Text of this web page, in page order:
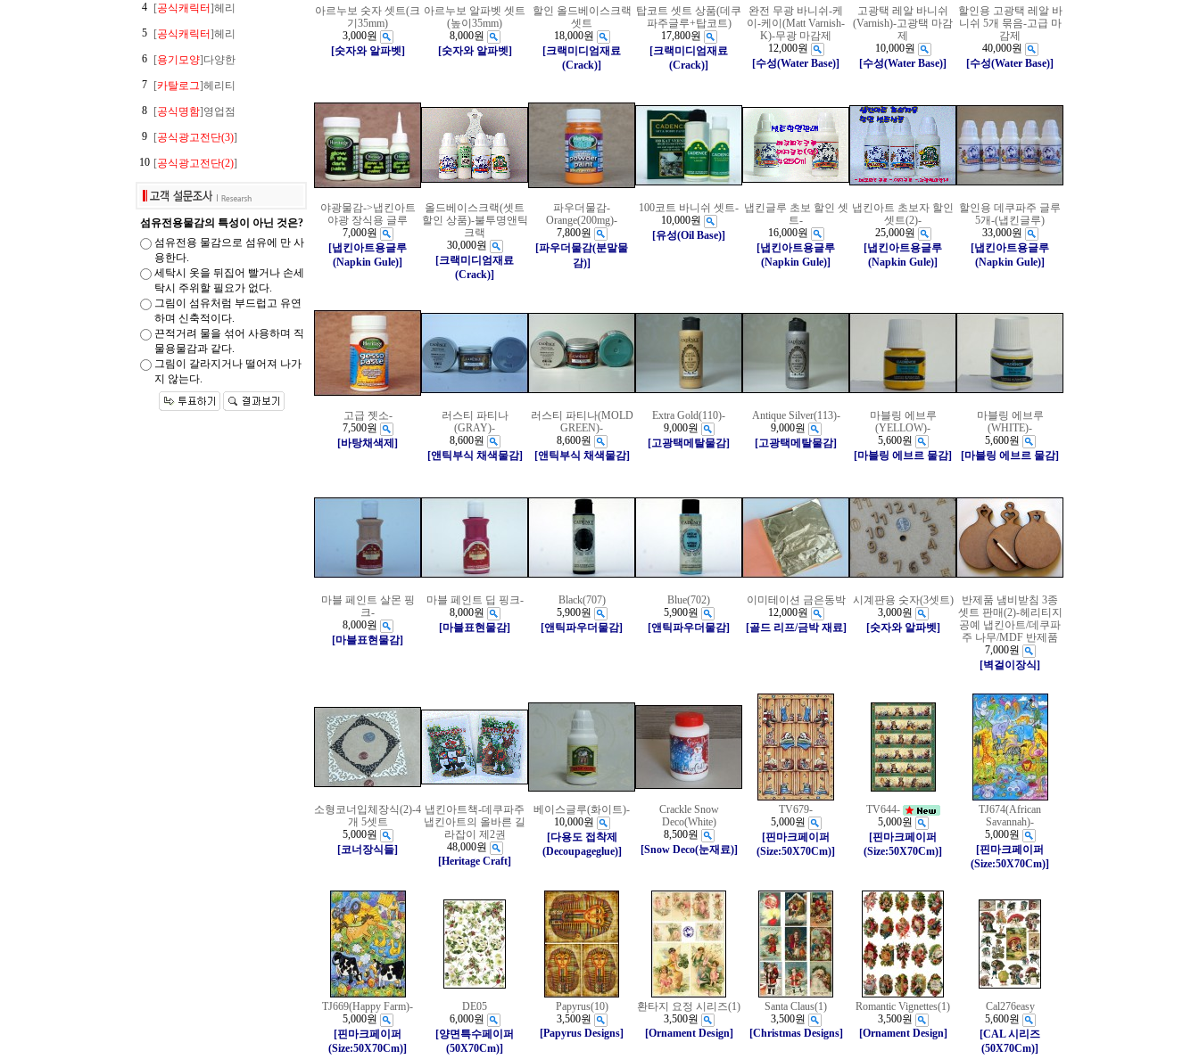
4
[공식캐릭터]헤리
5
[공식캐릭터]헤리
6
[용기모양]다양한
7
[카탈로그]헤리티
8
[공식명함]영업점
9
[공식광고전단(3)]
10 [공식광고전단(2)]
섬유전용물감의 특성이 아닌 것은?
섬유전용 물감으로 섬유에 만 사
용한다.
세탁시 옷을 뒤집어 빨거나 손세
탁시 주위할 필요가 없다.
그림이 섬유처럼 부드럽고 유연
하며 신축적이다.
끈적거려 물을 섞어 사용하며 직
물용물감과 같다.
그림이 갈라지거나 떨어져 나가
지 않는다.
아르누보 숫자 셋트(크
기35mm)
3,000원
[숫자와 알파벳]
아르누보 알파벳 셋트
(높이35mm)
8,000원
[숫자와 알파벳]
할인 올드베이스크랙
셋트
18,000원
[크랙미디엄재료
(Crack)]
탑코트 셋트 상품(데쿠
파주글루+탑코트)
17,800원
[크랙미디엄재료
(Crack)]
완전 무광 바니쉬-케
이-케이(Matt Varnish-
K)-무광 마감제
12,000원
[수성(Water Base)]
고광택 레알 바니쉬
(Varnish)-고광택 마감
제
10,000원
[수성(Water Base)]
할인용 고광택 레알 바
니쉬 5개 묶음-고급 마
감제
40,000원
[수성(Water Base)]
야광물감->냅킨아트
야광 장식용 글루
7,000원
[냅킨아트용글루
(Napkin Gule)]
올드베이스크랙(셋트
할인 상품)-불투명앤틱
크랙
30,000원
[크랙미디엄재료
(Crack)]
파우더물감-
Orange(200mg)-
7,800원
[파우더물감(분말물
감)]
100코트 바니쉬 셋트-
10,000원
[유성(Oil Base)]
냅킨글루 초보 할인 셋
트-
16,000원
[냅킨아트용글루
(Napkin Gule)]
냅킨아트 초보자 할인
셋트(2)-
25,000원
[냅킨아트용글루
(Napkin Gule)]
할인용 데쿠파주 글루
5개-(냅킨글루)
33,000원
[냅킨아트용글루
(Napkin Gule)]
고급 젯소-
7,500원
[바탕채색제]
러스티 파티나
(GRAY)-
8,600원
[앤틱부식 채색물감]
러스티 파티나(MOLD
GREEN)-
8,600원
[앤틱부식 채색물감]
Extra Gold(110)-
9,000원
[고광택메탈물감]
Antique Silver(113)-
9,000원
[고광택메탈물감]
마블링 에브루
(YELLOW)-
5,600원
[마블링 에브르 물감]
마블링 에브루
(WHITE)-
5,600원
[마블링 에브르 물감]
마블 페인트 살몬 핑
크-
8,000원
[마블표현물감]
마블 페인트 딥 핑크-
8,000원
[마블표현물감]
Black(707)
5,900원
[앤틱파우더물감]
Blue(702)
5,900원
[앤틱파우더물감]
이미테이션 금은동박
12,000원
[골드 리프/금박 재료]
시계판용 숫자(3셋트)
3,000원
[숫자와 알파벳]
반제품 냄비받침 3종
셋트 판매(2)-헤리티지
공예 냅킨아트/데쿠파
주 나무/MDF 반제품
7,000원
[벽걸이장식]
소형코너입체장식(2)-4
개 5셋트
5,000원
[코너장식들]
냅킨아트책-데쿠파주
냅킨아트의 올바른 길
라잡이 제2권
48,000원
[Heritage Craft]
베이스글루(화이트)-
10,000원
[다용도 접착제
(Decoupageglue)]
Crackle Snow
Deco(White)
8,500원
[Snow Deco(눈재료)]
TV679-
5,000원
[핀마크페이퍼
(Size:50X70Cm)]
TV644-
5,000원
[핀마크페이퍼
(Size:50X70Cm)]
TJ674(African
Savannah)-
5,000원
[핀마크페이퍼
(Size:50X70Cm)]
TJ669(Happy Farm)-
5,000원
[핀마크페이퍼
(Size:50X70Cm)]
DE05
6,000원
[양면특수페이퍼
(50X70Cm)]
Papyrus(10)
3,500원
[Papyrus Designs]
환타지 요정 시리즈(1)
3,500원
[Ornament Design]
Santa Claus(1)
3,500원
[Christmas Designs]
Romantic Vignettes(1)
3,500원
[Ornament Design]
Cal276easy
5,600원
[CAL 시리즈
(50X70Cm)]